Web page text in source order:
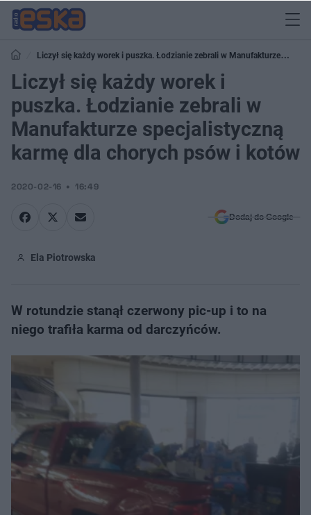
Liczył się każdy worek i puszka. Łodzianie zebrali w Manufakturze
specjalistyczną karmę dla chorych psów i kotów
Liczył się każdy worek i
puszka. Łodzianie zebrali w
Manufakturze specjalistyczną
karmę dla chorych psów i kotów
2020-02-16 16:49
Dodaj do Google
Ela Piotrowska
W rotundzie stanął czerwony pic-up i to na
niego trafiła karma od darczyńców.